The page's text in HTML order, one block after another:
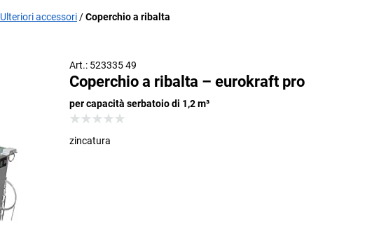
Ulteriori accessori Coperchio a ribalta
Art.: 523335 49
Coperchio a ribalta – eurokraft pro
per capacità serbatoio di 1,2 m³
zincatura